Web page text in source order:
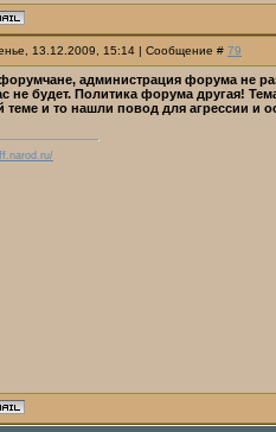
13.12.2009, 15:14 | Сообщение # 79
администрация форума не
не будет. Политика форума другая!
теме и то нашли повод для агрессии и